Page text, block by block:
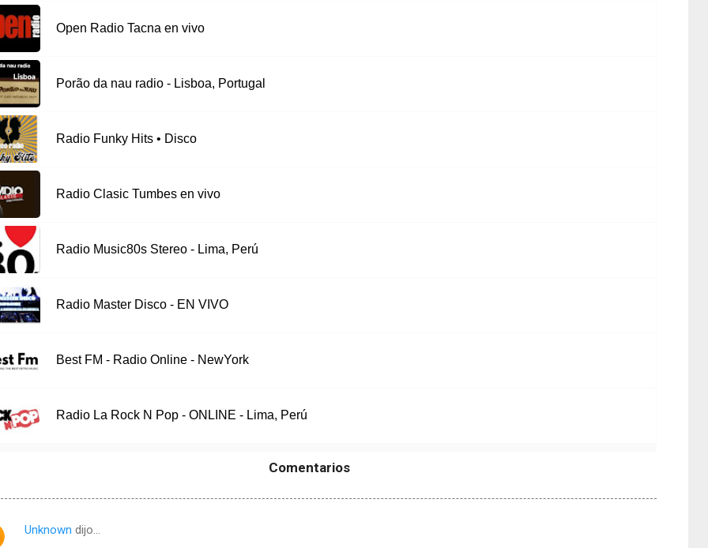
Open Radio Tacna en vivo
Porão da nau radio - Lisboa, Portugal
Radio Funky Hits • Disco
Radio Clasic Tumbes en vivo
Radio Music80s Stereo - Lima, Perú
Radio Master Disco - EN VIVO
Best FM - Radio Online - NewYork
Radio La Rock N Pop - ONLINE - Lima, Perú
Comentarios
Unknown dijo…